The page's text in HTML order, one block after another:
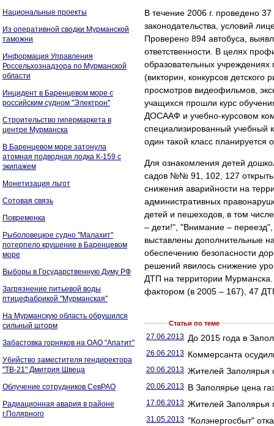
Национальные проекты
Из оперативной сводки Мурманской
таможни
Информация Управления
Россельхознадзора по Мурманской
области
Инцидент в Баренцевом море с
российским судном "Электрон"
Строительство гипермаркета в
центре Мурманска
В Баренцевом море затонула
атомная подводная лодка К-159 с
экипажем
Монетизация льгот
Сотовая связь
Повременка
Рыболовецкое судно "Малахит"
потерпело крушение в Баренцевом
море
Выборы в Государственную Думу РФ
Загрязнение питьевой воды
птицефабрикой "Мурманская"
На Мурманскую область обрушился
сильный шторм
Забастовка горняков на ОАО "Апатит"
Убийство заместителя гендиректора
"ТВ-21" Дмитрия Швеца
Облучение сотрудников СевРАО
Радиационная авария в районе
г.Полярного
В течение 2006 г. проведено
законодательства, условий
Проверено 894 автобуса,
ответственности. В целях
образовательных
(викторин, конкурсов детского
просмотров видеофильмов,
учащихся прошли курс
ДОСААФ и учебно-курсовом
специализированный учебный
один такой класс
Для ознакомления детей
садов №№ 91, 102, 127
снижения аварийности на
административных
детей и пешеходов, в том
– дети!", "Внимание –
выставлены дополнительные
обеспечению безопасности
решений явилось снижение
ДТП на территории
фактором (в 2005 – 167), 47
Статьи по теме
27.06.2013 До 2015 года в
26.06.2013 Коммерсанта
20.06.2013 Жителей Заполярья
20.06.2013 В Заполярье цена
17.06.2013 Жителей Заполярья
31.05.2013 "Колэнергосбыт"